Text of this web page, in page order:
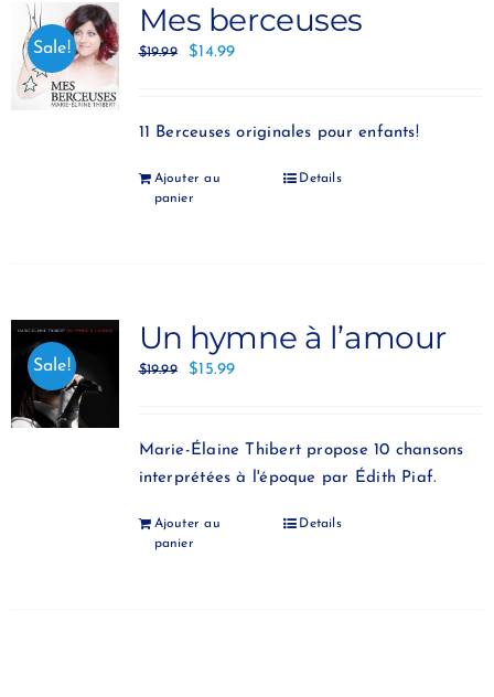
Sale!
Mes berceuses
$19.99 $14.99
11 Berceuses originales pour enfants!
Ajouter au
panier
Details
Sale!
Un hymne à l’amour
$19.99 $15.99
Marie-Élaine Thibert propose 10 chansons
interprétées à l'époque par Édith Piaf.
Ajouter au
panier
Details